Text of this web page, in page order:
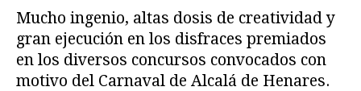
Mucho ingenio, altas dosis de creatividad y
gran ejecución en los disfraces premiados
en los diversos concursos convocados con
motivo del Carnaval de Alcalá de Henares.